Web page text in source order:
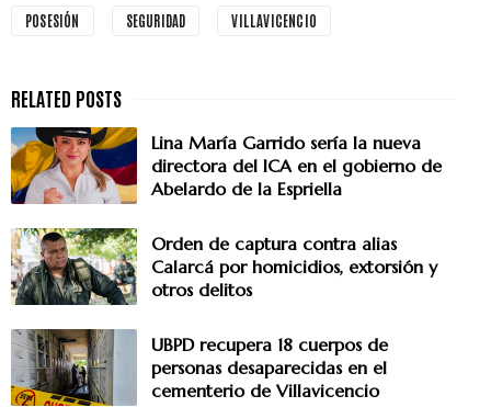
POSESIÓN SEGURIDAD VILLAVICENCIO
Lina María Garrido sería la nueva
directora del ICA en el gobierno de
Abelardo de la Espriella
Orden de captura contra alias
Calarcá por homicidios, extorsión y
otros delitos
UBPD recupera 18 cuerpos de
personas desaparecidas en el
cementerio de Villavicencio